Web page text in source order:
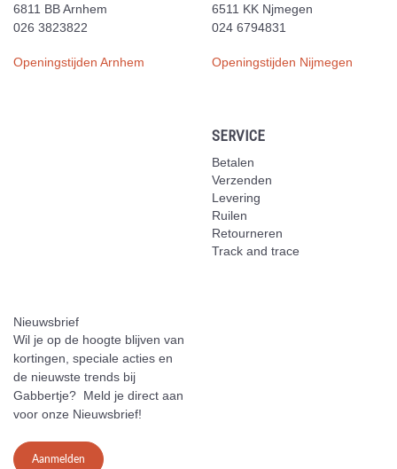
6811 BB Arnhem
026 3823822
Openingstijden Arnhem
6511 KK Njmegen
024 6794831
Openingstijden Nijmegen
SERVICE
Betalen
Verzenden
Levering
Ruilen
Retourneren
Track and trace
Nieuwsbrief
Wil je op de hoogte blijven van
kortingen, speciale acties en
de nieuwste trends bij
Gabbertje? Meld je direct aan
voor onze Nieuwsbrief!
Aanmelden